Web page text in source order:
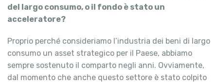
del largo consumo, o il fondo è stato un
acceleratore?
Proprio perché consideriamo l’industria dei beni di largo
consumo un asset strategico per il Paese, abbiamo
sempre sostenuto il comparto negli anni. Ovviamente,
dal momento che anche questo settore è stato colpito